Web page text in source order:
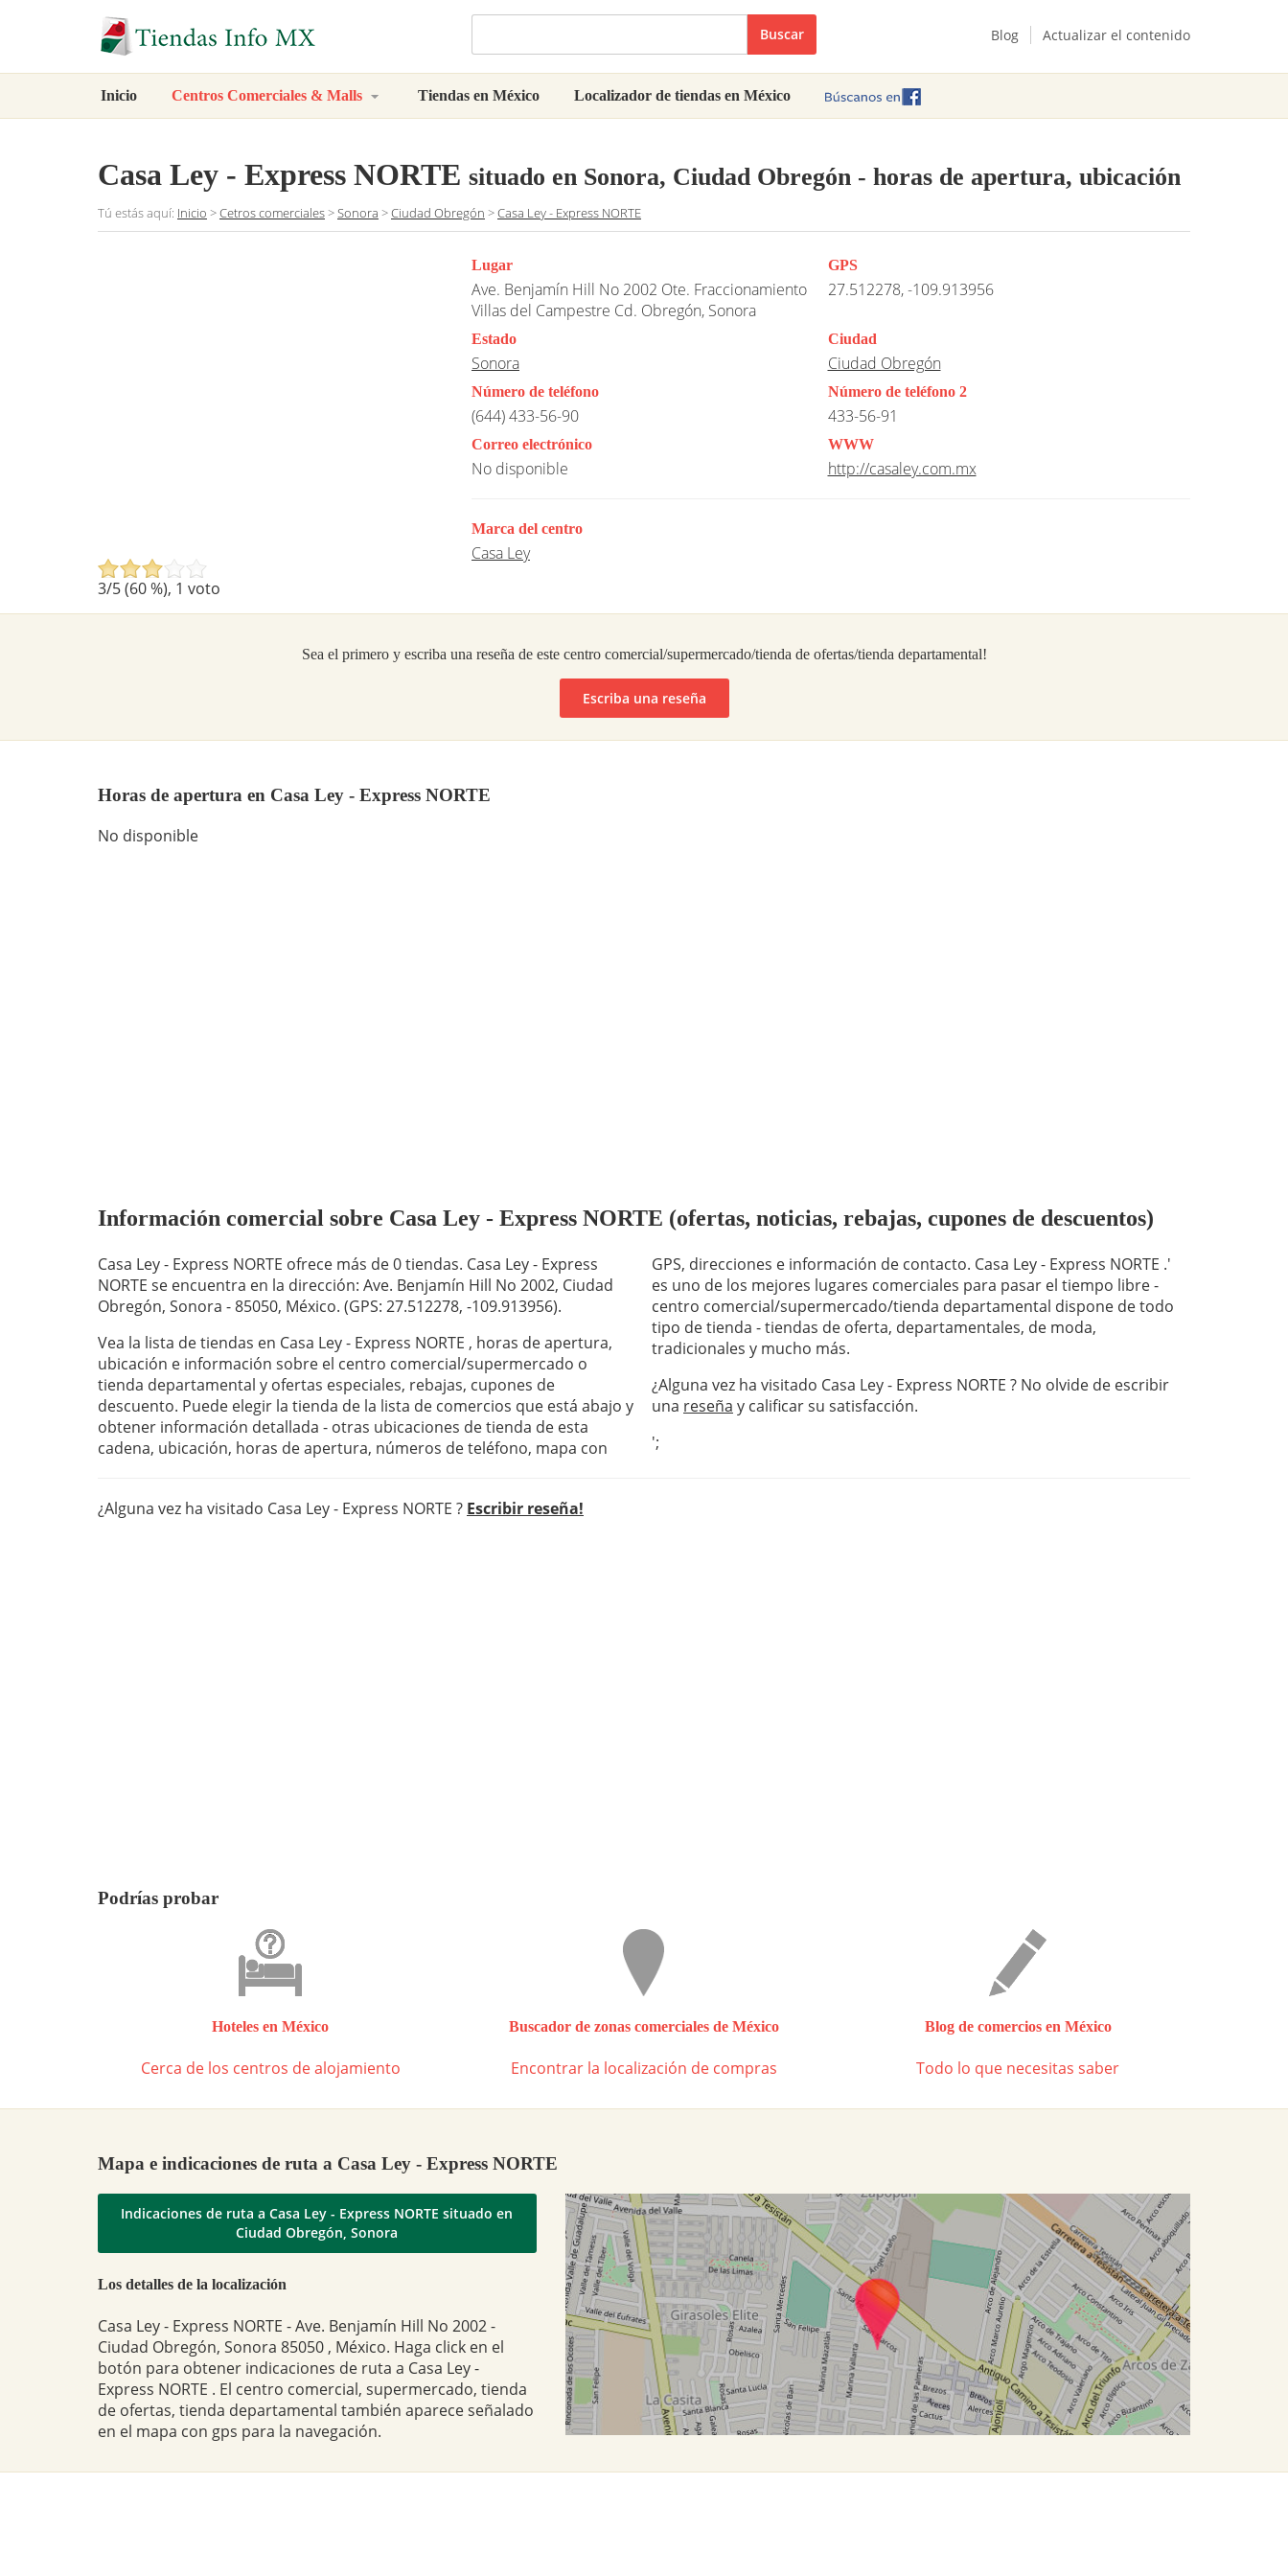
Buscar Blog Actualizar el contenido
Inicio Centros Comerciales & Malls Tiendas en México Localizador de tiendas en México
Casa Ley - Express NORTE situado en Sonora, Ciudad Obregón - horas de apertura, ubicación
Tú estás aquí: Inicio >Cetros comerciales>Sonora >Ciudad Obregón >Casa Ley - Express NORTE
3/5 (60%), 1 voto
Lugar
Ave. Benjamín Hill No 2002 Ote. Fraccionamiento
Villas del Campestre Cd. Obregón, Sonora
GPS
27.512278, -109.913956
Estado
Sonora
Ciudad
Ciudad Obregón
Número de teléfono
(644) 433-56-90
Número de teléfono 2
433-56-91
Correo electrónico
No disponible
WWW
http://casaley.com.mx
Marca del centro
Casa Ley
Sea el primero y escriba una reseña de este centro comercial/supermercado/tienda de ofertas/tienda departamental!
Escriba una reseña
Horas de apertura en Casa Ley - Express NORTE
No disponible
Información comercial sobre Casa Ley - Express NORTE (ofertas, noticias, rebajas, cupones de descuentos)
Casa Ley - Express NORTE ofrece más de 0 tiendas. Casa Ley - Express
NORTE se encuentra en la dirección: Ave. Benjamín Hill No 2002, Ciudad
Obregón, Sonora - 85050, México. (GPS: 27.512278, -109.913956).
Vea la lista de tiendas en Casa Ley - Express NORTE , horas de apertura,
ubicación e información sobre el centro comercial/supermercado o
tienda departamental y ofertas especiales, rebajas, cupones de
descuento. Puede elegir la tienda de la lista de comercios que está abajo y
obtener información detallada - otras ubicaciones de tienda de esta
cadena, ubicación, horas de apertura, números de teléfono, mapa con
GPS, direcciones e información de contacto. Casa Ley - Express NORTE .'
es uno de los mejores lugares comerciales para pasar el tiempo libre -
centro comercial/supermercado/tienda departamental dispone de todo
tipo de tienda - tiendas de oferta, departamentales, de moda,
tradicionales y mucho más.
¿Alguna vez ha visitado Casa Ley - Express NORTE ? No olvide de escribir
una reseña y calificar su satisfacción.
';
¿Alguna vez ha visitado Casa Ley - Express NORTE ? Escribir reseña!
Podrías probar
Hoteles en México
Cerca de los centros de alojamiento
Buscador de zonas comerciales de México
Encontrar la localización de compras
Blog de comercios en México
Todo lo que necesitas saber
Mapa e indicaciones de ruta a Casa Ley - Express NORTE
Indicaciones de ruta a Casa Ley - Express NORTE situado en
Ciudad Obregón, Sonora
Los detalles de la localización
Casa Ley - Express NORTE - Ave. Benjamín Hill No 2002 -
Ciudad Obregón, Sonora 85050 , México. Haga click en el
botón para obtener indicaciones de ruta a Casa Ley -
Express NORTE . El centro comercial, supermercado, tienda
de ofertas, tienda departamental también aparece señalado
en el mapa con gps para la navegación.